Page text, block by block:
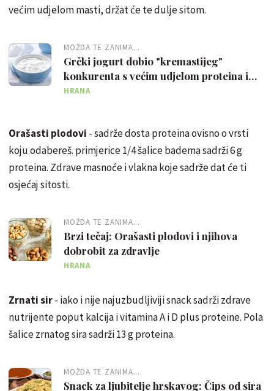
većim udjelom masti, držat će te dulje sitom.
MOŽDA TE ZANIMA...
Grčki jogurt dobio "kremastijeg"
konkurenta s većim udjelom proteina i
kalcija
HRANA
Orašasti plodovi - sadrže dosta proteina ovisno o vrsti
koju odabereš. primjerice 1/4 šalice badema sadrži 6 g
proteina. Zdrave masnoće i vlakna koje sadrže dat će ti
osjećaj sitosti.
MOŽDA TE ZANIMA...
Brzi tečaj: Orašasti plodovi i njihova
dobrobit za zdravlje
HRANA
Zrnati sir- iako i nije najuzbudljiviji snack sadrži zdrave
nutrijente poput kalcija i vitamina A i D plus proteine. Pola
šalice zrnatog sira sadrži 13 g proteina.
MOŽDA TE ZANIMA...
Snack za ljubitelje hrskavog: Čips od sira